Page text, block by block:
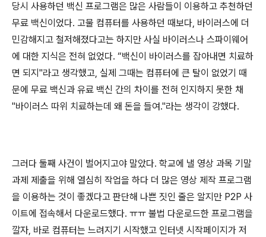
당시 사용하던 백신 프로그램은 많은 사람들이 이용하고 추천하던
무료 백신이었다. 고물 컴퓨터를 사용하던 때보다, 바이러스에 더
민감해지고 철저해졌다고는 하지만 사실 바이러스나 스파이웨어
에 대한 지식은 전혀 없었다. “백신이 바이러스를 잡아내면 치료하
면 되지"라고 생각했고, 실제 그때는 컴퓨터에 큰 탈이 없었기 때
문에 무료 백신과 유료 백신 간의 차이를 전혀 인지하지 못한 채
"바이러스 따위 치료하는데 왜 돈을 들여."라는 생각이 강했다.
그러다 둘째 사건이 벌어지고야 말았다. 학교에 낼 영상 과목 기말
과제 제출을 위해 열심히 작업을 하다 더 많은 영상 제작 프로그램
을 이용하는 것이 좋겠다고 판단해 나쁜 짓인 줄은 알지만 P2P 사
이트에 접속해서 다운로드했다. ㅠㅠ 불법 다운로드한 프로그램을
깔자, 바로 컴퓨터는 느려지기 시작했고 인터넷 시작페이지가 저